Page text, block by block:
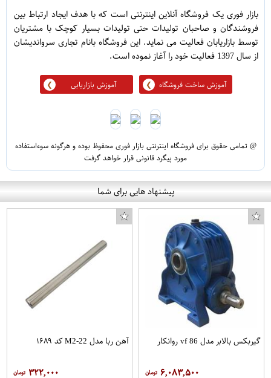
بازار فوری یک فروشگاه آنلاین اینترنتی است که با هدف ایجاد ارتباط بین
فروشندگان و صاحبان تولیدات حتی تولیدات بسیار کوچک با مشتریان
توسط بازاریابان فعالیت می نماید. این فروشگاه بانام تجاری سرواندیشان
از سال 1397 فعالیت خود را آغاز نموده است.
آموزش ساخت فروشگاه آموزش بازاریابی
@ تمامی حقوق برای فروشگاه اینترنتی بازار فوری محفوظ بوده و هرگونه سوءاستفاده
مورد پیگرد قانونی قرار خواهد گرفت
پیشنهاد هایی برای شما
گیربکس بالابر مدل vf 86 روانکار
۶,۰۸۳,۵۰۰
آهن ربا مدل M2-22 کد ۱۶۸۹
۳۲۲,۰۰۰